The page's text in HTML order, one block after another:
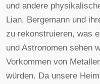
und andere
Lian, Bergemann und
zu rekonstruieren, was
und Astronomen sehen
Vorkommen von
würden. Da unsere